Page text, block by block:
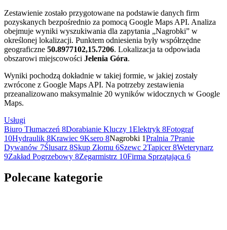
Zestawienie zostało przygotowane na podstawie danych firm
pozyskanych bezpośrednio za pomocą Google Maps API. Analiza
obejmuje wyniki wyszukiwania dla zapytania „Nagrobki” w
określonej lokalizacji. Punktem odniesienia były współrzędne
geograficzne 50.8977102,15.7206. Lokalizacja ta odpowiada
obszarowi miejscowości Jelenia Góra.
Wyniki pochodzą dokładnie w takiej formie, w jakiej zostały
zwrócone z Google Maps API. Na potrzeby zestawienia
przeanalizowano maksymalnie 20 wyników widocznych w Google
Maps.
Usługi
Biuro Tłumaczeń 8Dorabianie Kluczy 1Elektryk 8Fotograf
10Hydraulik 8Krawiec 9Ksero 8Nagrobki 1Pralnia 7Pranie
Dywanów 7Ślusarz 8Skup Złomu 6Szewc 2Tapicer8Weterynarz
9Zakład Pogrzebowy 8Zegarmistrz 10Firma Sprzątająca 6
Polecane kategorie